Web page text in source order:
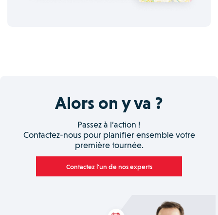
Alors on y va ?
Passez à l’action !
Contactez-nous pour planifier ensemble votre
première tournée.
Contactez l’un de nos experts